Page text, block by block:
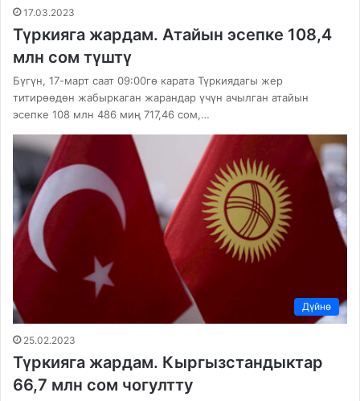
17.03.2023
Түркияга жардам. Атайын эсепке 108,4
млн сом түштү
Бүгүн, 17-март саат 09:00гө карата Түркиядагы жер
титирөөдөн жабыркаган жарандар үчүн ачылган атайын
эсепке 108 млн 486 миң 717,46 сом,…
Дүйнө
25.02.2023
Түркияга жардам. Кыргызстандыктар
66,7 млн сом чогултту